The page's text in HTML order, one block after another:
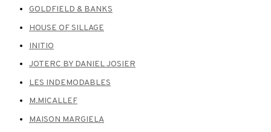
GOLDFIELD & BANKS
HOUSE OF SILLAGE
INITIO
JOTERC BY DANIEL JOSIER
LES INDEMODABLES
M.MICALLEF
MAISON MARGIELA